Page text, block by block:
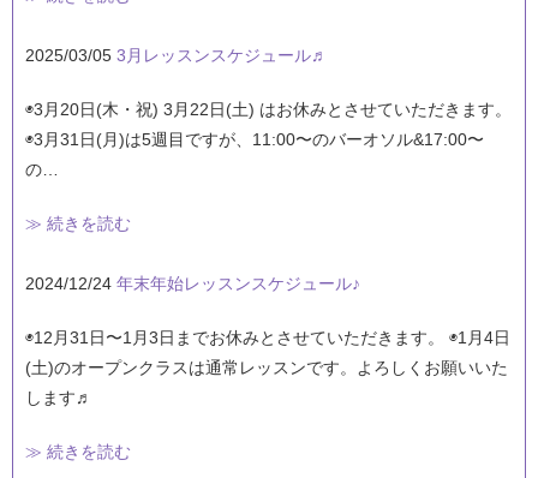
2025/03/05 3月レッスンスケジュール♬
◉3月20日(木・祝) 3月22日(土) はお休みとさせていただきます。
◉3月31日(月)は5週目ですが、11:00〜のバーオソル&17:00〜
の…
≫ 続きを読む
2024/12/24 年末年始レッスンスケジュール♪
◉12月31日〜1月3日までお休みとさせていただきます。 ◉1月4日
(土)のオープンクラスは通常レッスンです。よろしくお願いいた
します♬
≫ 続きを読む